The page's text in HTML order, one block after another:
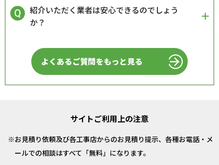
紹介いただく業者は安心できるのでしょう
か？
よくあるご質問をもっと見る
サイトご利用上の注意
お見積り依頼及び各工事店からのお見積り提示、各種お電話・メ
ールでの相談はすべて「無料」になります。